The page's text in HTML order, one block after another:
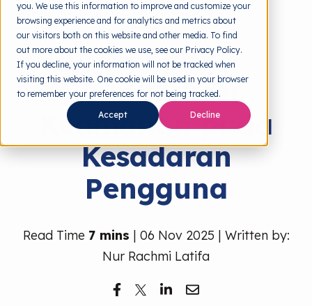
you. We use this information to improve and customize your
browsing experience and for analytics and metrics about
our visitors both on this website and other media. To find
out more about the cookies we use, see our Privacy Policy.
If you decline, your information will not be tracked when
visiting this website. One cookie will be used in your browser
to remember your preferences for not being tracked.
Accept Decline
Resources Toggle
children
for
Resources
Tools Gratis Toggle
children
for
Tools
Tentang
Coba Gratis
Cybersecurity
Dampak
Komunikasi
Keamanan pada
Kesadaran
Pengguna
Read Time 7 mins | 06 Nov 2025 | Written by:
Nur Rachmi Latifa